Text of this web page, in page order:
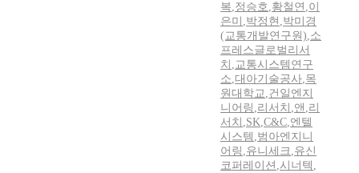
복,정승호,황철연 ,이
은미 ,박정현 ,박미경
(교통개발연구원),소
프레스글로벌리서
치 ,교통시스템연구
소,대아기술공사,목
원대학교,건일엔지
니어링 ,리서치 ,앤 ,리
서치 ,SK,C&C,엔텔
시스템 ,범아엔지니
어링 ,유니세크,유신
코퍼레이션 ,시너텍 ,